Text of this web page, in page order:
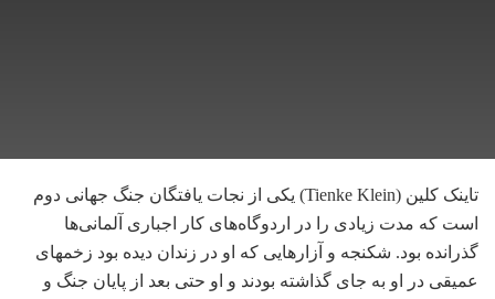
تاینک کلین (Tienke Klein) یکی از نجات یافتگان جنگ جهانی دوم
است که مدت زیادی را در اردوگاه‌های کار اجباری آلمانی‌ها
گذرانده بود. شکنجه و آزارهایی که او در زندان دیده بود زخمهای
عمیقی در او به جای گذاشته بودند و او حتی بعد از پایان جنگ و